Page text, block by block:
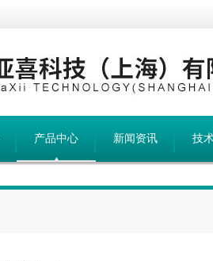
产品中心 新闻资讯 技